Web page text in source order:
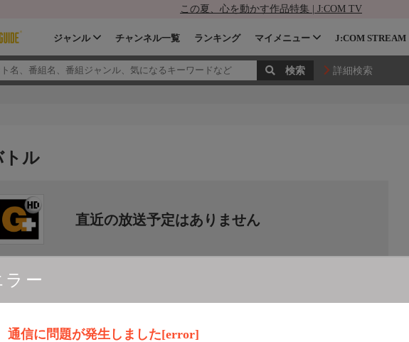
この夏、心を動かす作品特集 | J:COM TV
ジャンル チャンネル一覧 ランキング マイメニュー J:COM STREAM
詳細検索
ラー
通信に問題が発生しました[error]
トル
直近の放送予定はありません